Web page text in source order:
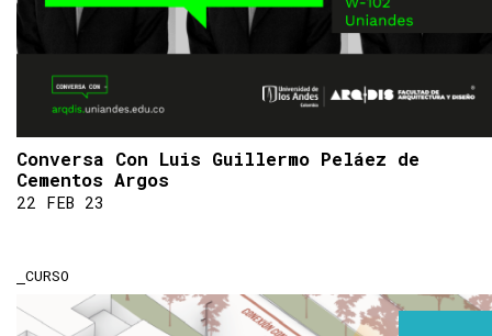
Conversa Con Luis Guillermo Peláez de
Cementos Argos
22 FEB 23
CURSO